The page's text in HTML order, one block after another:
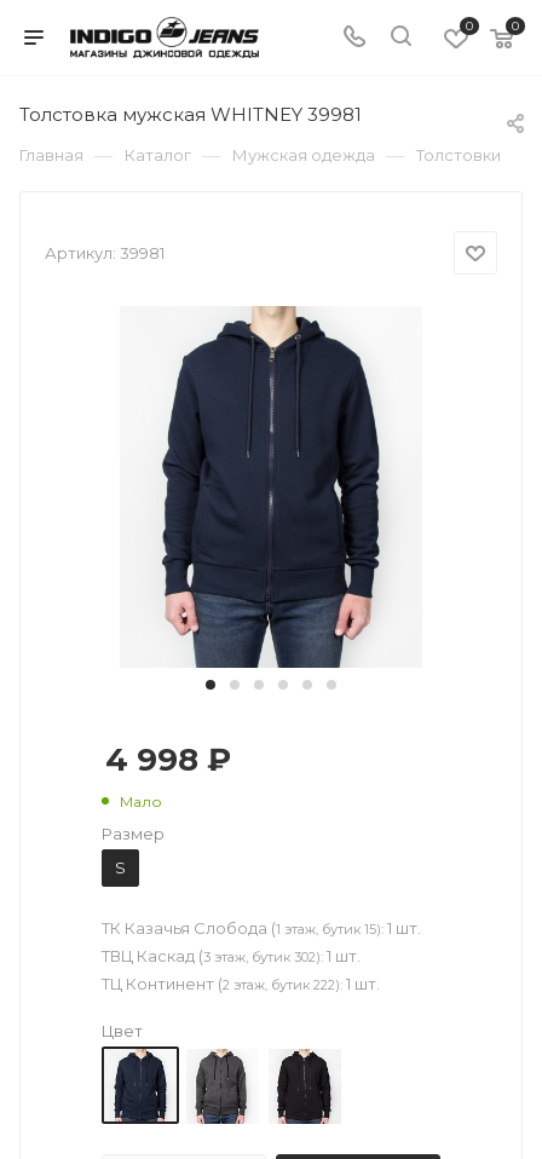
0 0
Толстовка мужская WHITNEY 39981
Главная — Каталог — Мужская одежда — Толстовки
Артикул: 39981
4 998 ₽
Мало
Размер
S
ТК Казачья Слобода (1 этаж, бутик 15): 1 шт.
ТВЦ Каскад (3 этаж, бутик 302): 1 шт.
ТЦ Континент (2 этаж, бутик 222): 1 шт.
Цвет